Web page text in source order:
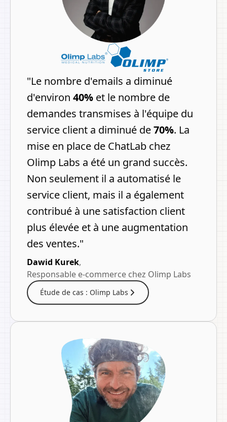
"Le nombre d'emails a diminué
d'environ 40% et le nombre de
demandes transmises à l'équipe du
service client a diminué de70%. La
mise en place de ChatLab chez
Olimp Labs a été un grand succès.
Non seulement il a automatisé le
service client, mais il a également
contribué à une satisfaction client
plus élevée et à une augmentation
des ventes."
Dawid Kurek,
Responsable e-commerce chez Olimp Labs
Étude de cas : Olimp Labs